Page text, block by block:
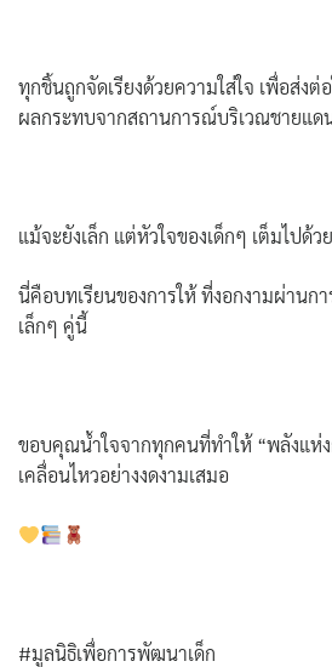
ทุกชิ้นถูกจัดเรียงด้วยความใส่ใจ เพื่อส่ง
ผลกระทบจากสถานการณ์บริเวณชายแด
แม้จะยังเล็ก แต่หัวใจของเด็กๆ เต็มไปด้
นี่คือบทเรียนของการให้ ที่งอกงามผ่านก
เล็กๆ คู่นี้
ขอบคุณน้ำใจจากทุกคนที่ทำให้ “พลังแห่
เคลื่อนไหวอย่างงดงามเสมอ
#มูลนิธิเพื่อการพัฒนาเด็ก